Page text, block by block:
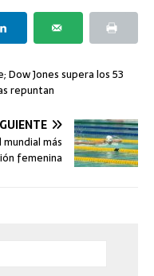
Jones supera los 53
repuntan
más
femenina